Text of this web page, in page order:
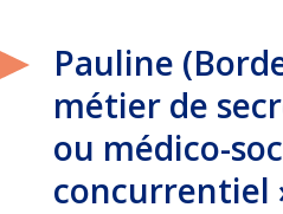
Pauline
métier de
ou médico-
concurrentiel